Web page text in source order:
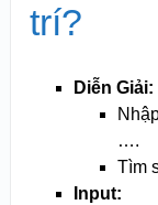
trí?
Diễn Giải:
….
Tìm
Input: